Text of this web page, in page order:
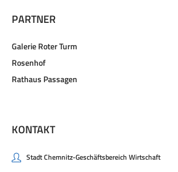
PARTNER
Galerie Roter Turm
Rosenhof
Rathaus Passagen
KONTAKT
Stadt Chemnitz-Geschäftsbereich Wirtschaft